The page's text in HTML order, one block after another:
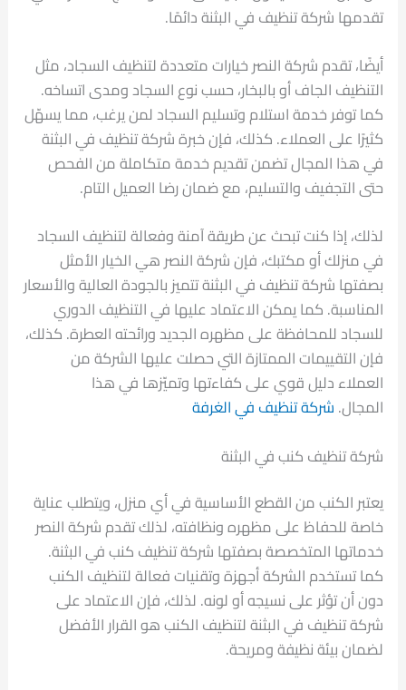
تقدمها شركة تنظيف في البثنة دائمًا.
أيضًا، تقدم شركة النصر خيارات متعددة لتنظيف السجاد، مثل
التنظيف الجاف أو بالبخار، حسب نوع السجاد ومدى اتساخه.
كما توفر خدمة استلام وتسليم السجاد لمن يرغب، مما يسهّل
كثيرًا على العملاء. كذلك، فإن خبرة شركة تنظيف في البثنة
في هذا المجال تضمن تقديم خدمة متكاملة من الفحص
حتى التجفيف والتسليم، مع ضمان رضا العميل التام.
لذلك، إذا كنت تبحث عن طريقة آمنة وفعالة لتنظيف السجاد
في منزلك أو مكتبك، فإن شركة النصر هي الخيار الأمثل
بصفتها شركة تنظيف في البثنة تتميز بالجودة العالية والأسعار
المناسبة. كما يمكن الاعتماد عليها في التنظيف الدوري
للسجاد للمحافظة على مظهره الجديد ورائحته العطرة. كذلك،
فإن التقييمات الممتازة التي حصلت عليها الشركة من
العملاء دليل قوي على كفاءتها وتميّزها في هذا
المجال. شركة تنظيف في الغرفة
شركة تنظيف كنب في البثنة
يعتبر الكنب من القطع الأساسية في أي منزل، ويتطلب عناية
خاصة للحفاظ على مظهره ونظافته، لذلك تقدم شركة النصر
خدماتها المتخصصة بصفتها شركة تنظيف كنب في البثنة.
كما تستخدم الشركة أجهزة وتقنيات فعالة لتنظيف الكنب
دون أن تؤثر على نسيجه أو لونه. لذلك، فإن الاعتماد على
شركة تنظيف في البثنة لتنظيف الكنب هو القرار الأفضل
لضمان بيئة نظيفة ومريحة.